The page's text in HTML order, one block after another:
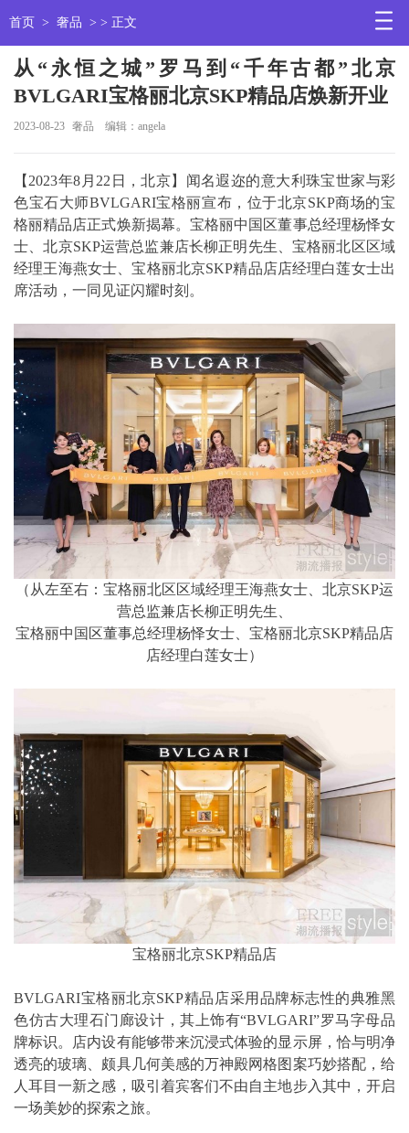
首页 > 奢品 > > 正文
从“永恒之城”罗马到“千年古都”北京
BVLGARI宝格丽北京SKP精品店焕新开业
2023-08-23 奢品 编辑：angela
【2023年8月22日，北京】闻名遐迩的意大利珠宝世家与彩
色宝石大师BVLGARI宝格丽宣布，位于北京SKP商场的宝
格丽精品店正式焕新揭幕。宝格丽中国区董事总经理杨怿女
士、北京SKP运营总监兼店长柳正明先生、宝格丽北区区域
经理王海燕女士、宝格丽北京SKP精品店店经理白莲女士出
席活动，一同见证闪耀时刻。
（从左至右：宝格丽北区区域经理王海燕女士、北京SKP运
营总监兼店长柳正明先生、
宝格丽中国区董事总经理杨怿女士、宝格丽北京SKP精品店
店经理白莲女士）
宝格丽北京SKP精品店
BVLGARI宝格丽北京SKP精品店采用品牌标志性的典雅黑
色仿古大理石门廊设计，其上饰有“BVLGARI”罗马字母品
牌标识。店内设有能够带来沉浸式体验的显示屏，恰与明净
透亮的玻璃、颇具几何美感的万神殿网格图案巧妙搭配，给
人耳目一新之感，吸引着宾客们不由自主地步入其中，开启
一场美妙的探索之旅。